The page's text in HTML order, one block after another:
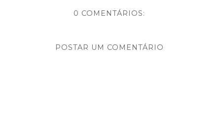
0 COMENTÁRIOS:
POSTAR UM COMENTÁRIO